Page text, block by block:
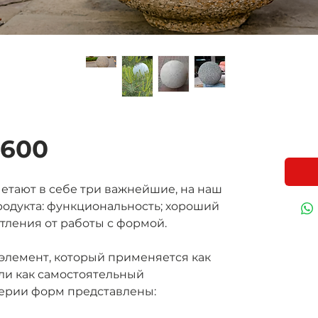
в себе три важнейшие, на наш
функциональность; хороший
от работы с формой.
который применяется как
как самостоятельный
форм представлены: